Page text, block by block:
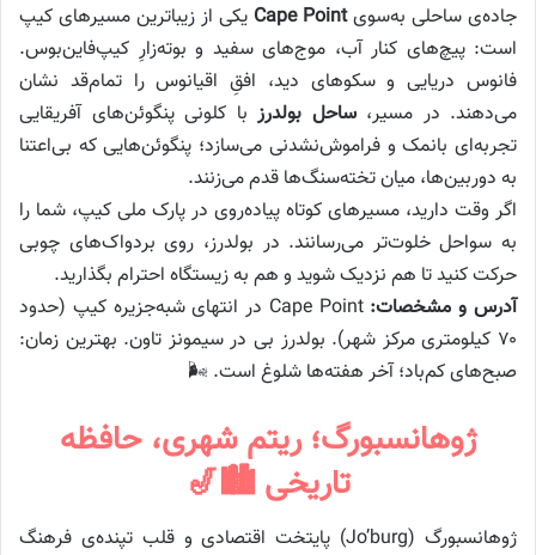
جاده‌ی ساحلی به‌سویCape Point یکی از زیباترین مسیرهای کیپ
است: پیچ‌های کنار آب، موج‌های سفید و بوته‌زارِ کیپ‌فاین‌بوس.
فانوس دریایی و سکوهای دید، افقِ اقیانوس را تمام‌قد نشان
می‌دهند. در مسیر،ساحل بولدرز با کلونی پنگوئن‌های آفریقایی
تجربه‌ای بانمک و فراموش‌نشدنی می‌سازد؛ پنگوئن‌هایی که بی‌اعتنا
به دوربین‌ها، میان تخته‌سنگ‌ها قدم می‌زنند.
اگر وقت دارید، مسیرهای کوتاه پیاده‌روی در پارک ملی کیپ، شما را
به سواحل خلوت‌تر می‌رسانند. در بولدرز، روی برد‌واک‌های چوبی
حرکت کنید تا هم نزدیک شوید و هم به زیستگاه احترام بگذارید.
آدرس و مشخصات:
Cape Point در انتهای شبه‌جزیره کیپ (حدود
۷۰ کیلومتری مرکز شهر). بولدرز بی در سیمونز تاون. بهترین زمان:
صبح‌های کم‌باد؛ آخر هفته‌ها شلوغ است. 🌬️
ژوهانسبورگ؛ ریتم شهری، حافظه
تاریخی 🏙️🎷
ژوهانسبورگ (Jo’burg) پایتخت اقتصادی و قلب تپنده‌ی فرهنگ